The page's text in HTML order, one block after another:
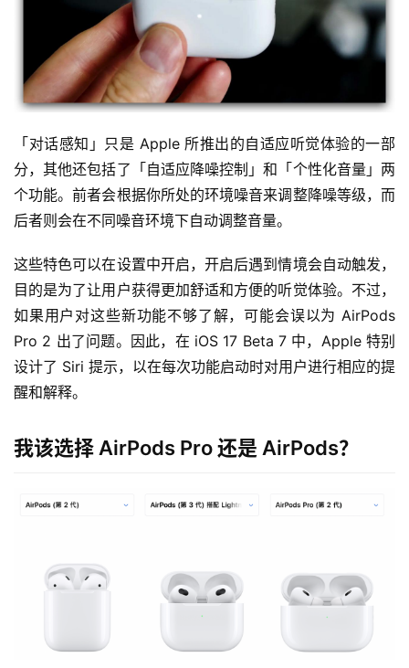
「对话感知」只是 Apple 所推出的自适应听觉体验的一部
分，其他还包括了「自适应降噪控制」和「个性化音量」两
个功能。前者会根据你所处的环境噪音来调整降噪等级，而
后者则会在不同噪音环境下自动调整音量。
这些特色可以在设置中开启，开启后遇到情境会自动触发，
目的是为了让用户获得更加舒适和方便的听觉体验。不过，
如果用户对这些新功能不够了解，可能会误以为 AirPods
Pro 2 出了问题。因此，在 iOS 17 Beta 7 中，Apple 特别
设计了 Siri 提示，以在每次功能启动时对用户进行相应的提
醒和解释。
我该选择 AirPods Pro 还是 AirPods？